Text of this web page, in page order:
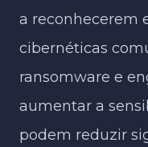
a reconhecerem
cibernéticas
ransomware e
aumentar a
podem reduzir